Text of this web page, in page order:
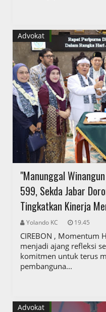
Advokat
"Manunggal
599, Sekda Jabar
Tingkatkan Kinerja
Yolando KC 19.45
CIREBON , Momentum
menjadi ajang refleksi
komitmen untuk terus
pembanguna...
Advokat